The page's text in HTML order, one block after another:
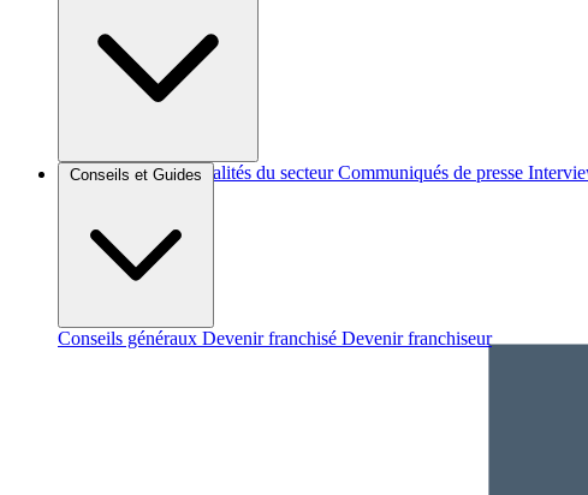
Brèves et actus Actualités du secteur Communiqués de presse
Conseils et Guides
Conseils généraux Devenir franchisé Devenir franchiseur